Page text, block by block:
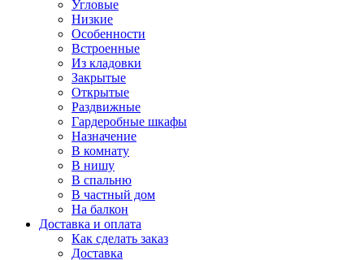
Угловые
Низкие
Особенности
Встроенные
Из кладовки
Закрытые
Открытые
Раздвижные
Гардеробные шкафы
Назначение
В комнату
В нишу
В спальню
В частный дом
На балкон
Доставка и оплата
Как сделать заказ
Доставка